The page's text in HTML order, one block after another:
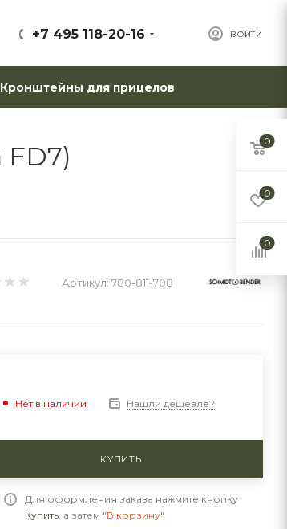
ВОЙТИ
+7 495 118-20-16
Кронштейны для прицелов
FD7)
Артикул: 780-811-708
Нет в наличии Нашли дешевле?
КУПИТЬ
Для оформления заказа нажмите кнопку
Купить, а затем "В корзину"
0
0
0